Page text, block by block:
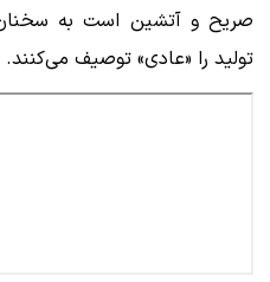
صریح و آتشین است به
تولید را «عادی» توصیف می‌کنند.